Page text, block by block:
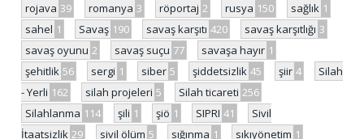
rojava 39 romanya 3 röportaj 2 rusya 150 sağlık 1
sahel 1 Savaş 190 savaş karşıtı 420 savaş karşıtlığı 3
savaş oyunu 2 savaş suçu 77 savaşa hayır 1
şehitlik 56 sergi 1 siber 5 şiddetsizlik 45 şiir 4
Silah
- Yerli 162 silah projeleri 5 Silah ticareti 256
Silahlanma 114 şili 1 şiö 1 SIPRI 41
Sivil
İtaatsizlik 29 sivil ölüm 5 sığınma 1 sıkıyönetim 1